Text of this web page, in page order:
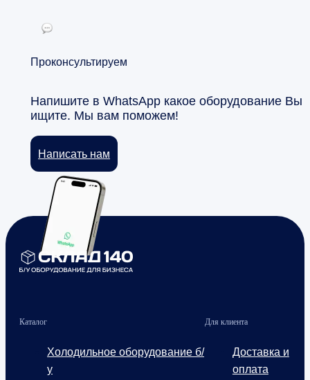
Проконсультируем
Напишите в WhatsApp какое оборудование Вы
ищите. Мы вам поможем!
Написать нам
Каталог
Холодильное оборудование б/
у
Для клиента
Доставка и
оплата